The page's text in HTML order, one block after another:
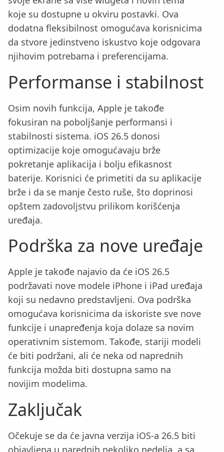
koje su dostupne u okviru postavki. Ova
dodatna fleksibilnost omogućava korisnicima
da stvore jedinstveno iskustvo koje odgovara
njihovim potrebama i preferencijama.
Performanse i stabilnost
Osim novih funkcija, Apple je takođe
fokusiran na poboljšanje performansi i
stabilnosti sistema. iOS 26.5 donosi
optimizacije koje omogućavaju brže
pokretanje aplikacija i bolju efikasnost
baterije. Korisnici će primetiti da su aplikacije
brže i da se manje često ruše, što doprinosi
opštem zadovoljstvu prilikom korišćenja
uređaja.
Podrška za nove uređaje
Apple je takođe najavio da će iOS 26.5
podržavati nove modele iPhone i iPad uređaja
koji su nedavno predstavljeni. Ova podrška
omogućava korisnicima da iskoriste sve nove
funkcije i unapređenja koja dolaze sa novim
operativnim sistemom. Takođe, stariji modeli
će biti podržani, ali će neka od naprednih
funkcija možda biti dostupna samo na
novijim modelima.
Zaključak
Očekuje se da će javna verzija iOS-a 26.5 biti
objavljena u narednih nekoliko nedelja, a sa